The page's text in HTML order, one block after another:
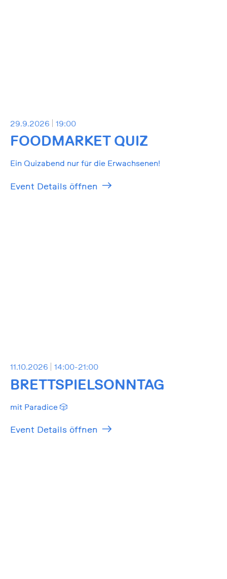
29.9.2026 19:00
FOODMARKET QUIZ
Ein Quizabend nur für die Erwachsenen!
Event Details öffnen
11.10.2026 14:00-21:00
BRETTSPIELSONNTAG
mit Paradice 🎲
Event Details öffnen